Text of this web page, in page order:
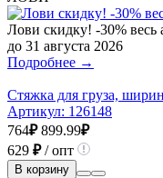
Лови скидку! -30% весь
до 31 августа 2026
Подробнее →
Стяжка для груза,
Артикул: 126148
764₽ 899.99₽
629 ₽/ опт
В корзину